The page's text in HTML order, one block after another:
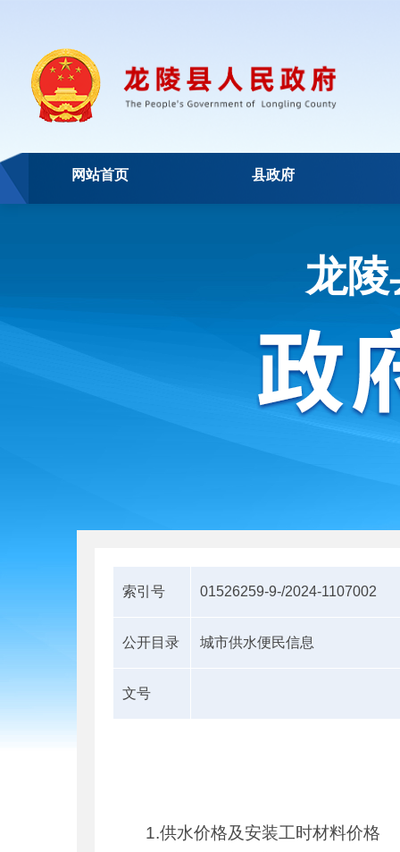
网站首页 县政府
龙
索引号 01526259-9-/2024-1107002
公开目录 城市供水便民信息
文号
1.供水价格及安装工时材料价格